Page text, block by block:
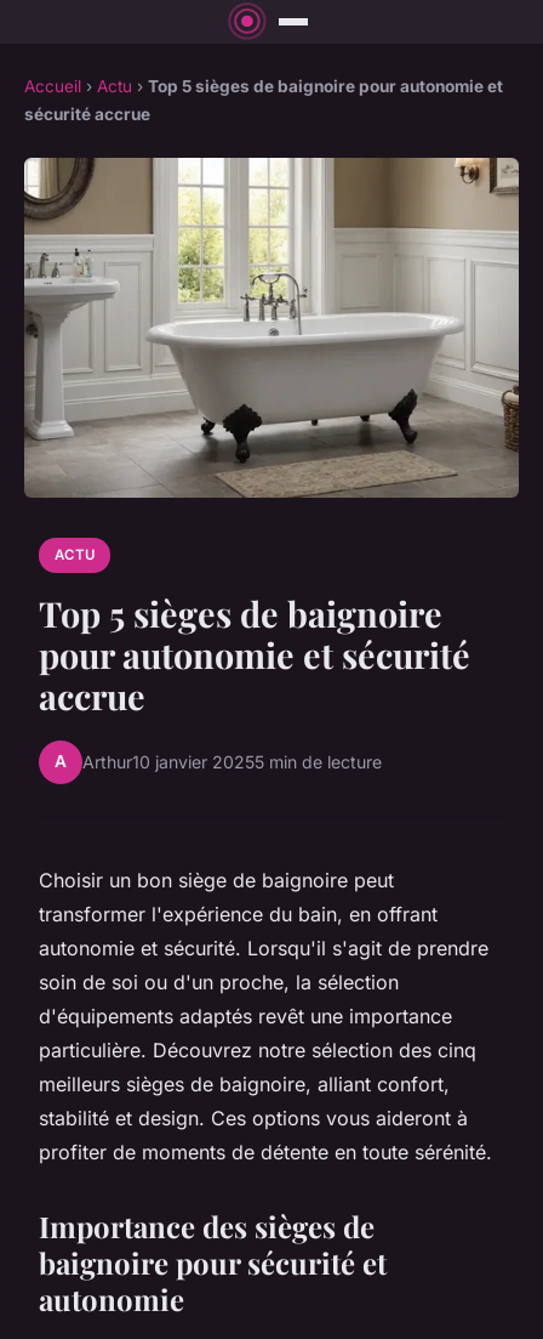
Accueil › Actu › Top 5 sièges de baignoire pour autonomie et
sécurité accrue
ACTU
Top 5 sièges de baignoire
pour autonomie et sécurité
accrue
A Arthur10 janvier 20255 min de lecture
Choisir un bon siège de baignoire peut
transformer l'expérience du bain, en offrant
autonomie et sécurité. Lorsqu'il s'agit de prendre
soin de soi ou d'un proche, la sélection
d'équipements adaptés revêt une importance
particulière. Découvrez notre sélection des cinq
meilleurs sièges de baignoire, alliant confort,
stabilité et design. Ces options vous aideront à
profiter de moments de détente en toute sérénité.
Importance des sièges de
baignoire pour sécurité et
autonomie